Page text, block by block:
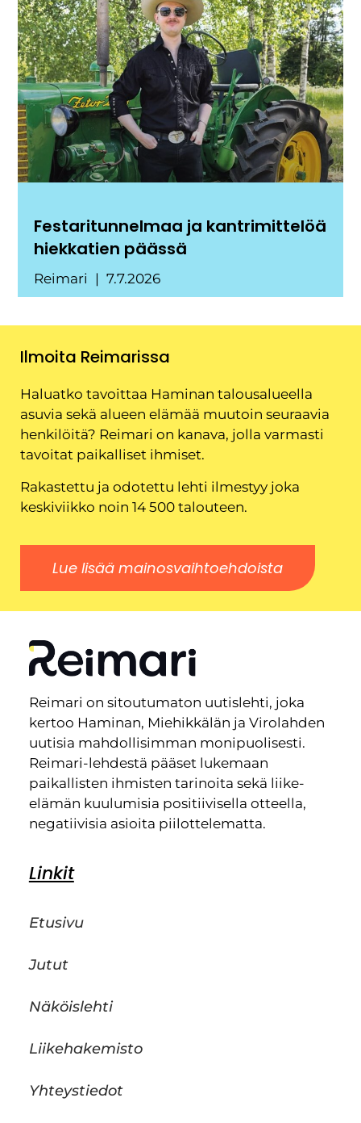
Festaritunnelmaa ja kantrimittelöä
hiekkatien päässä
Reimari 7.7.2026
Ilmoita Reimarissa
Haluatko tavoittaa Haminan talousalueella
asuvia sekä alueen elämää muutoin seuraavia
henkilöitä? Reimari on kanava, jolla varmasti
tavoitat paikalliset ihmiset.
Rakastettu ja odotettu lehti ilmestyy joka
keskiviikko noin 14 500 talouteen.
Lue lisää mainosvaihtoehdoista
Reimari on sitoutumaton uutislehti, joka
kertoo Haminan, Miehikkälän ja Virolahden
uutisia mahdollisimman monipuolisesti.
Reimari-lehdestä pääset lukemaan
paikallisten ihmisten tarinoita sekä liike-
elämän kuulumisia positiivisella otteella,
negatiivisia asioita piilottelematta.
Linkit
Etusivu
Jutut
Näköislehti
Liikehakemisto
Yhteystiedot